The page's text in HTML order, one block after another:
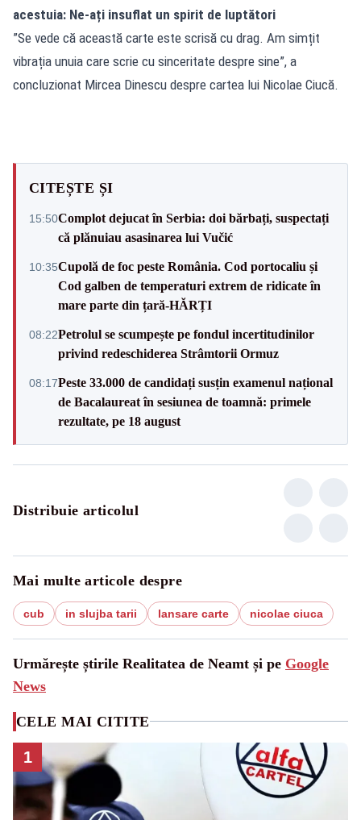
acestuia: Ne-ați insuflat un spirit de luptători
”Se vede că această carte este scrisă cu drag. Am simțit
vibrația unuia care scrie cu sinceritate despre sine”, a
concluzionat Mircea Dinescu despre cartea lui Nicolae Ciucă.
CITEȘTE ȘI
15:50Complot dejucat în Serbia: doi bărbați, suspectați
că plănuiau asasinarea lui Vučić
10:35Cupolă de foc peste România. Cod portocaliu și
Cod galben de temperaturi extrem de ridicate în
mare parte din țară-HĂRȚI
08:22Petrolul se scumpește pe fondul incertitudinilor
privind redeschiderea Strâmtorii Ormuz
08:17Peste 33.000 de candidați susțin examenul național
de Bacalaureat în sesiunea de toamnă: primele
rezultate, pe 18 august
Distribuie articolul
Mai multe articole despre
cub in slujba tarii lansare carte nicolae ciuca
Urmărește știrile Realitatea de Neamt și pe Google
News
CELE MAI CITITE
1